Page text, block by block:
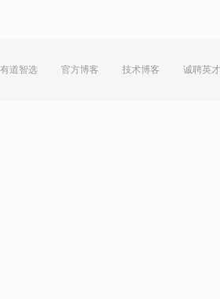
有道智选 官方博客 技术博客 诚聘英才